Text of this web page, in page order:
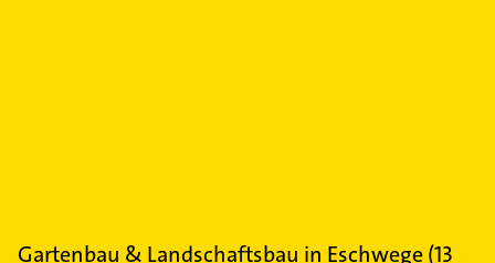
Gartenbau & Landschaftsbau in Eschwege(13